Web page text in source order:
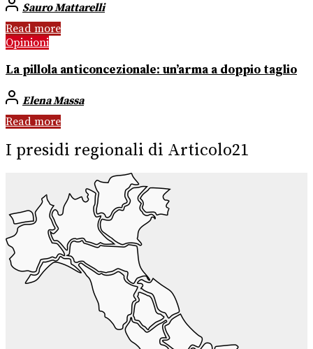
Sauro Mattarelli
Read more
Opinioni
La pillola anticoncezionale: un’arma a doppio taglio
Elena Massa
Read more
I presidi regionali di Articolo21